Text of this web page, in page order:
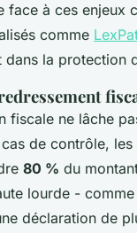
face à ces enjeux
comme
dans la protection
fiscale ne lâche
de contrôle,
80 % du
lourde -
déclaration de